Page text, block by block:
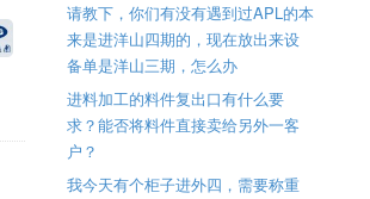
请教下，你们有没有遇到过APL的本
来是进洋山四期的，现在放出来设
备单是洋山三期，怎么办
进料加工的料件复出口有什么要
求？能否将料件直接卖给另外一客
户？
我今天有个柜子进外四，需要称重